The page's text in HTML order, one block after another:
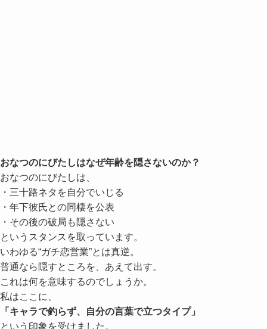
おなつのにびたしはなぜ年齢を隠さないのか？
おなつのにびたしは、
・三十路ネタを自分でいじる
・年下彼氏との同棲を公表
・その後の破局も隠さない
というスタンスを取っています。
いわゆる“ガチ恋営業”とは真逆。
普通なら隠すところを、あえて出す。
これは何を意味するのでしょうか。
私はここに、
「キャラで釣らず、自分の言葉で立つタイプ」
という印象を受けました。